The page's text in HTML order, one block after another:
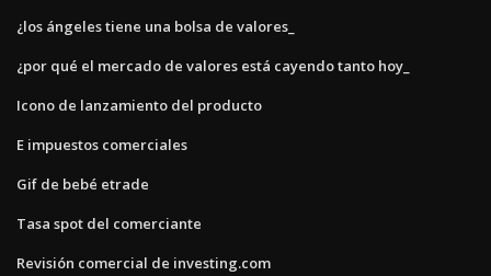
¿los ángeles tiene una bolsa de valores_
¿por qué el mercado de valores está cayendo tanto hoy_
Icono de lanzamiento del producto
E impuestos comerciales
Gif de bebé etrade
Tasa spot del comerciante
Revisión comercial de investing.com